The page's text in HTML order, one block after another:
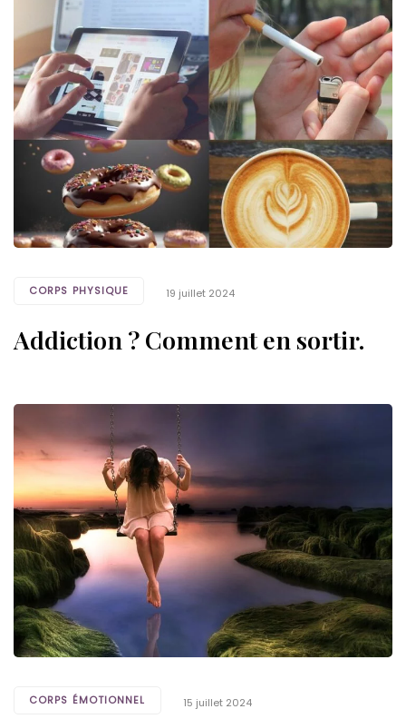
CORPS PHYSIQUE 19 juillet 2024
Addiction ? Comment en sortir.
CORPS ÉMOTIONNEL 15 juillet 2024